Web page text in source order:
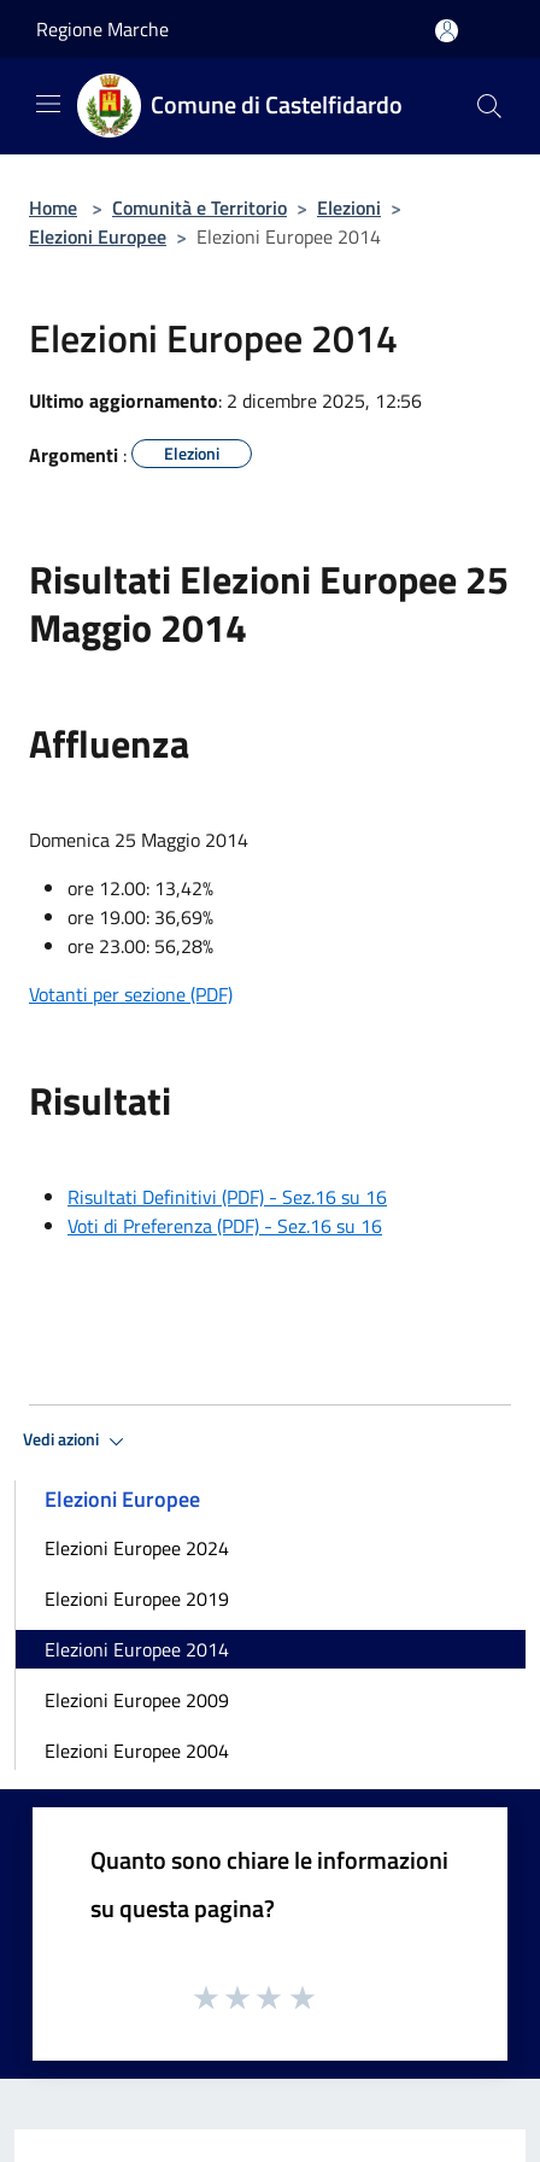
Regione Marche
Comune di Castelfidardo
Home > Comunità e Territorio > Elezioni >
Elezioni Europee > Elezioni Europee 2014
Elezioni Europee 2014
Ultimo aggiornamento: 2 dicembre 2025, 12:56
Argomenti : Elezioni
Risultati Elezioni Europee 25
Maggio 2014
Affluenza
Domenica 25 Maggio 2014
ore 12.00: 13,42%
ore 19.00: 36,69%
ore 23.00: 56,28%
Votanti per sezione (PDF)
Risultati
Risultati Definitivi (PDF) - Sez.16 su 16
Voti di Preferenza (PDF) - Sez.16 su 16
Vedi azioni
Elezioni Europee
Elezioni Europee 2024
Elezioni Europee 2019
Elezioni Europee 2014
Elezioni Europee 2009
Elezioni Europee 2004
Quanto sono chiare le informazioni
su questa pagina?